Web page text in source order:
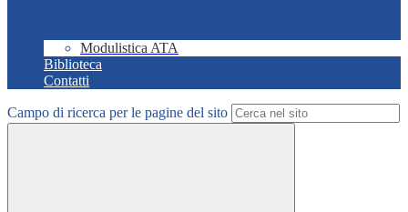
Modulistica ATA
Biblioteca
Contatti
Campo di ricerca per le pagine del sito